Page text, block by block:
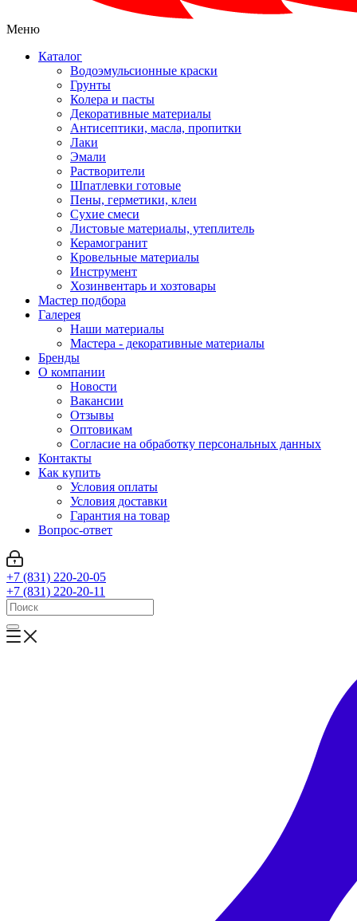
Меню
Каталог
Водоэмульсионные краски
Грунты
Колера и пасты
Декоративные материалы
Антисептики, масла, пропитки
Лаки
Эмали
Растворители
Шпатлевки готовые
Пены, герметики, клеи
Сухие смеси
Листовые материалы, утеплитель
Керамогранит
Кровельные материалы
Инструмент
Хозинвентарь и хозтовары
Мастер подбора
Галерея
Наши материалы
Мастера - декоративные материалы
Бренды
О компании
Новости
Вакансии
Отзывы
Оптовикам
Cогласие на обработку персональных данных
Контакты
Как купить
Условия оплаты
Условия доставки
Гарантия на товар
Вопрос-ответ
+7 (831) 220-20-05
+7 (831) 220-20-11